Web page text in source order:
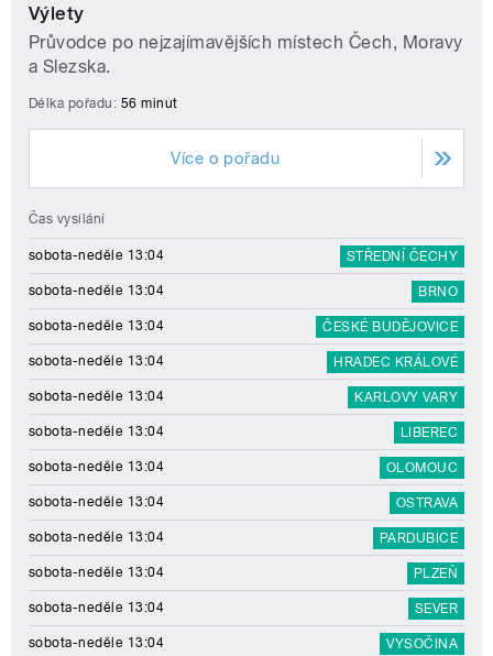
Výlety
Průvodce po nejzajímavějších místech Čech, Moravy
a Slezska.
Délka pořadu: 56 minut
Více o pořadu
Čas vysílání
sobota-neděle 13:04 STŘEDNÍ ČECHY
sobota-neděle 13:04 BRNO
sobota-neděle 13:04 ČESKÉ BUDĚJOVICE
sobota-neděle 13:04 HRADEC KRÁLOVÉ
sobota-neděle 13:04 KARLOVY VARY
sobota-neděle 13:04 LIBEREC
sobota-neděle 13:04 OLOMOUC
sobota-neděle 13:04 OSTRAVA
sobota-neděle 13:04 PARDUBICE
sobota-neděle 13:04 PLZEŇ
sobota-neděle 13:04 SEVER
sobota-neděle 13:04 VYSOČINA